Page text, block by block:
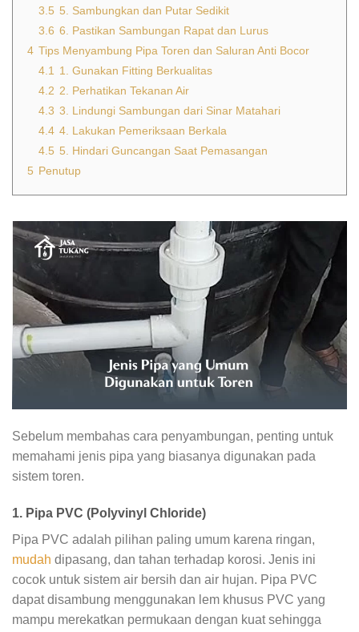
3.5 5. Sambungkan dan Putar Sedikit
3.6 6. Pastikan Sambungan Rapat dan Lurus
4 Tips Menyambung Pipa Toren dan Saluran Anti Bocor
4.1
1. Gunakan Fitting Berkualitas
4.2 2. Perhatikan Tekanan Air
4.3 3. Lindungi Sambungan dari Sinar Matahari
4.4 4. Lakukan Pemeriksaan Berkala
4.5 5. Hindari Guncangan Saat Pemasangan
5 Penutup
Sebelum membahas cara penyambungan, penting untuk
memahami jenis pipa yang biasanya digunakan pada
sistem toren.
1. Pipa PVC (Polyvinyl Chloride)
Pipa PVC adalah pilihan paling umum karena ringan,
mudah dipasang, dan tahan terhadap korosi. Jenis ini
cocok untuk sistem air bersih dan air hujan. Pipa PVC
dapat disambung menggunakan lem khusus PVC yang
mampu merekatkan permukaan dengan kuat sehingga